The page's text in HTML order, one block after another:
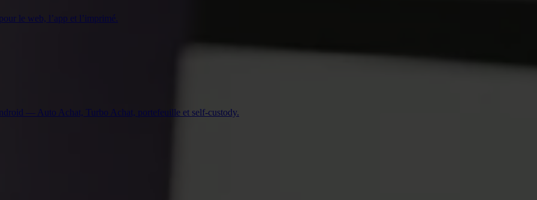
le web, l’app et l’imprimé.
— Auto Achat, Turbo Achat, portefeuille et self-custody.